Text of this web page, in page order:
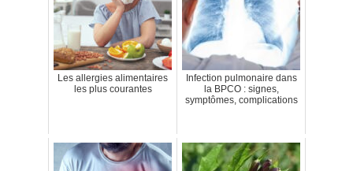
Les allergies alimentaires
les plus courantes
Infection pulmonaire dans
la BPCO : signes,
symptômes, complications